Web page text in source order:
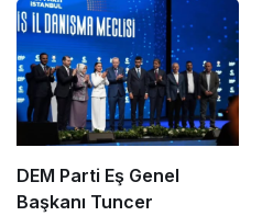
DEM Parti Eş Genel
Başkanı Tuncer